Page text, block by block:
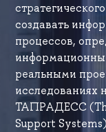
создавать
процессов,
реальными
исследованиях
ТАПРАДЕСС
Support